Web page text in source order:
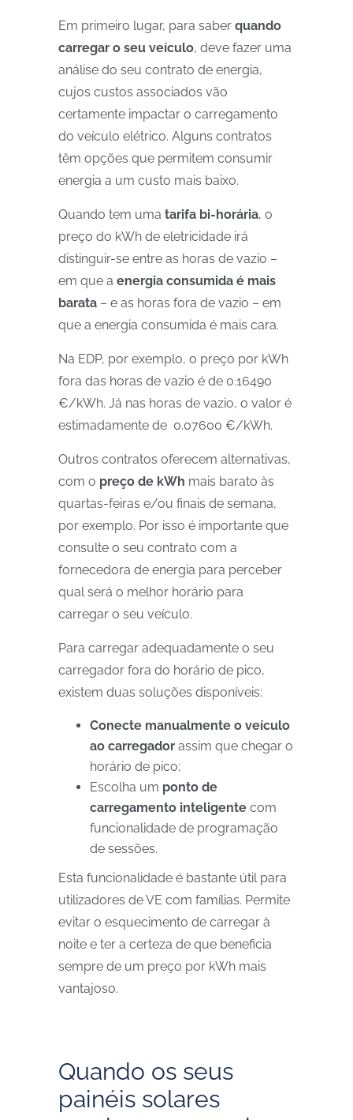
Em primeiro lugar, para saber quando
carregar o seu veículo, deve fazer uma
análise do seu contrato de energia,
cujos custos associados vão
certamente impactar o carregamento
do veículo elétrico. Alguns contratos
têm opções que permitem consumir
energia a um custo mais baixo.
Quando tem uma tarifa bi-horária, o
preço do kWh de eletricidade irá
distinguir-se entre as horas de vazio –
em que a energia consumida é mais
barata – e as horas fora de vazio – em
que a energia consumida é mais cara.
Na EDP, por exemplo, o preço por kWh
fora das horas de vazio é de 0.16490
€/kWh. Já nas horas de vazio, o valor é
estimadamente de 0.07600 €/kWh.
Outros contratos oferecem alternativas,
com o preço de kWh mais barato às
quartas-feiras e/ou finais de semana,
por exemplo. Por isso é importante que
consulte o seu contrato com a
fornecedora de energia para perceber
qual será o melhor horário para
carregar o seu veículo.
Para carregar adequadamente o seu
carregador fora do horário de pico,
existem duas soluções disponíveis:
Conecte manualmente o veículo
ao carregador assim que chegar o
horário de pico;
Escolha um ponto de
carregamento inteligente com
funcionalidade de programação
de sessões.
Esta funcionalidade é bastante útil para
utilizadores de VE com famílias. Permite
evitar o esquecimento de carregar à
noite e ter a certeza de que beneficia
sempre de um preço por kWh mais
vantajoso.
Quando os seus
painéis solares